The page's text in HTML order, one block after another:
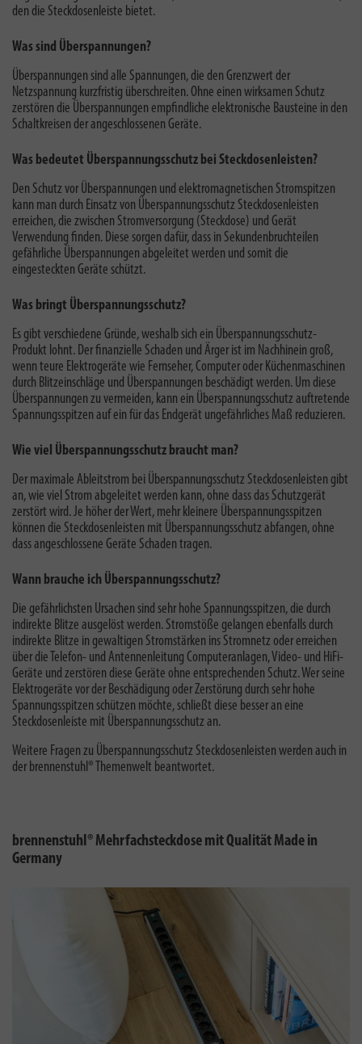
den die Steckdosenleiste bietet.
Was sind Überspannungen?
Überspannungen sind alle Spannungen, die den Grenzwert der
Netzspannung kurzfristig überschreiten. Ohne einen wirksamen Schutz
zerstören die Überspannungen empfindliche elektronische Bausteine in den
Schaltkreisen der angeschlossenen Geräte.
Was bedeutet Überspannungsschutz bei Steckdosenleisten?
Den Schutz vor Überspannungen und elektromagnetischen Stromspitzen
kann man durch Einsatz von Überspannungsschutz Steckdosenleisten
erreichen, die zwischen Stromversorgung (Steckdose) und Gerät
Verwendung finden. Diese sorgen dafür, dass in Sekundenbruchteilen
gefährliche Überspannungen abgeleitet werden und somit die
eingesteckten Geräte schützt.
Was bringt Überspannungsschutz?
Es gibt verschiedene Gründe,weshalb sich ein Überspannungsschutz-
Produkt lohnt. Der finanzielle Schaden und Ärger ist im Nachhinein groß,
wenn teure Elektrogeräte wie Fernseher, Computer oder Küchenmaschinen
durch Blitzeinschläge und Überspannungen beschädigt werden. Um diese
Überspannungen zu vermeiden, kann ein Überspannungsschutz auftretende
Spannungsspitzen auf ein für das Endgerät ungefährliches Maß reduzieren.
Wie viel Überspannungsschutz braucht man?
Der maximale Ableitstrom bei Überspannungsschutz Steckdosenleisten gibt
an, wie viel Strom abgeleitet werden kann, ohne dass das Schutzgerät
zerstört wird. Je höher der Wert, mehr kleinere Überspannungsspitzen
können die Steckdosenleisten mit Überspannungsschutz abfangen, ohne
dass angeschlossene Geräte Schaden tragen.
Wann brauche ich Überspannungsschutz?
Die gefährlichsten Ursachen sind sehr hohe Spannungsspitzen, die durch
indirekte Blitze ausgelöst werden. Stromstöße gelangen ebenfalls durch
indirekte Blitze in gewaltigen Stromstärken ins Stromnetz oder erreichen
über die Telefon- und Antennenleitung Computeranlagen, Video- und HiFi-
Geräte und zerstören diese Geräte ohne entsprechenden Schutz. Wer seine
Elektrogeräte vor der Beschädigung oder Zerstörung durch sehr hohe
Spannungsspitzen schützen möchte, schließt diese besser an eine
Steckdosenleiste mit Überspannungsschutz an.
Weitere Fragen zu Überspannungsschutz Steckdosenleisten werden auch in
der brennenstuhl® Themenwelt beantwortet.
brennenstuhl® Mehrfachsteckdose mit Qualität Made in
Germany